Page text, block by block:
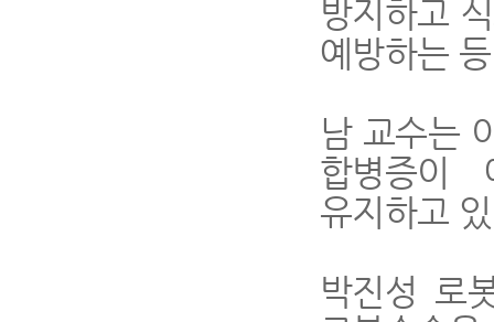
방지하고
예방하는
남 교수는
합병증이
유지하고
박진성 로